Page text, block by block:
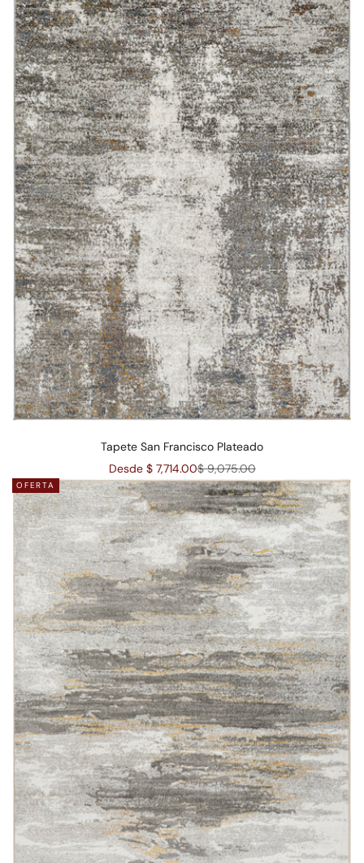
Tapete San Francisco Plateado
Precio de oferta
Desde $ 7,714.00Precio normal
$ 9,075.00
OFERTA